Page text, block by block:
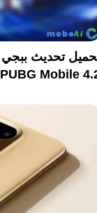
PUBG Mobile